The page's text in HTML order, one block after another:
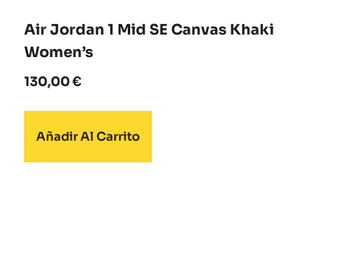
Air Jordan 1 Mid SE Canvas Khaki
Women’s
130,00€
Añadir Al Carrito